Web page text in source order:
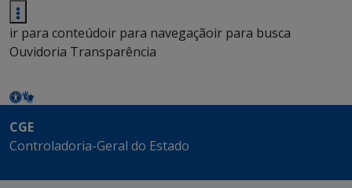
ir para conteúdoir para navegaçãoir para busca
Ouvidoria Transparência
CGE
Controladoria-Geral do Estado